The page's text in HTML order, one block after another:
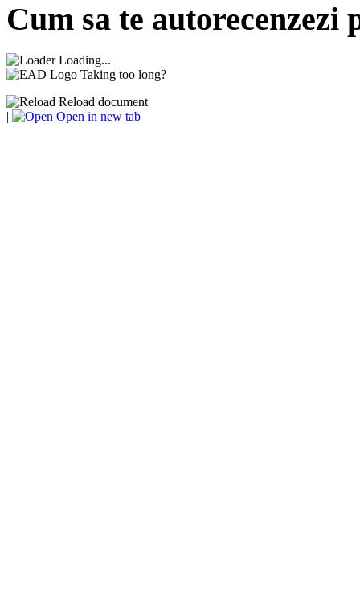
Cum sa te autorecenzezi
Loading...
Taking too long?
Reload document
|
Open in new tab